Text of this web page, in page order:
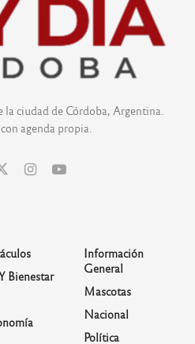
ciudad de Córdoba, Argentina.
agenda propia.
Bienestar
Información
General
Mascotas
Nacional
Política